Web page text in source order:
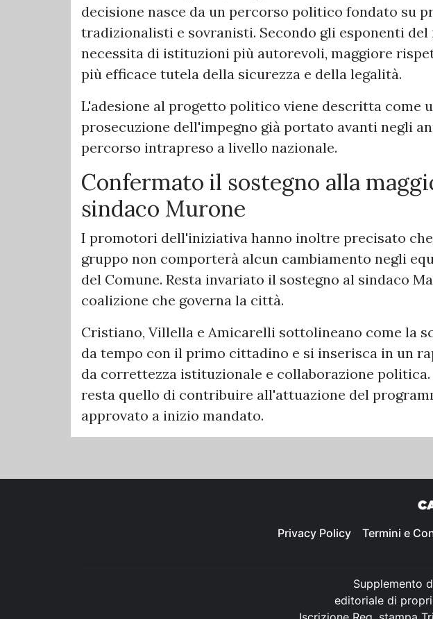
decisione nasce da un percorso politico fondato su
tradizionalisti e sovranisti. Secondo gli esponenti del
necessita di istituzioni più autorevoli, maggiore
più efficace tutela della sicurezza e della legalità.
L'adesione al progetto politico viene descritta come
prosecuzione dell'impegno già portato avanti negli
percorso intrapreso a livello nazionale.
Confermato il sostegno alla
sindaco Murone
I promotori dell'iniziativa hanno inoltre precisato
gruppo non comporterà alcun cambiamento negli
del Comune. Resta invariato il sostegno al sindaco
coalizione che governa la città.
Cristiano, Villella e Amicarelli sottolineano come la
da tempo con il primo cittadino e si inserisca in un
da correttezza istituzionale e collaborazione
resta quello di contribuire all'attuazione del
approvato a inizio mandato.
Privacy Policy Termini e
Supplemento
editoriale di